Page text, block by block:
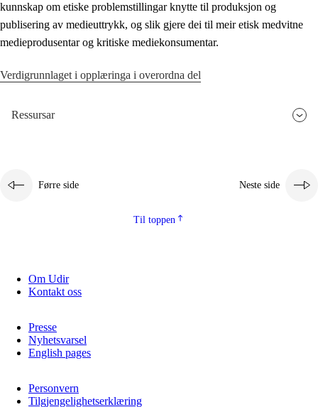
kunnskap om etiske problemstillingar knytte til produksjon og
publisering av medieuttrykk, og slik gjere dei til meir etisk medvitne
medieprodusentar og kritiske mediekonsumentar.
Verdigrunnlaget i opplæringa i overordna del
Ressursar
Førre side Neste side
Til toppen
Om Udir
Kontakt oss
Presse
Nyhetsvarsel
English pages
Personvern
Tilgjengelighetserklæring